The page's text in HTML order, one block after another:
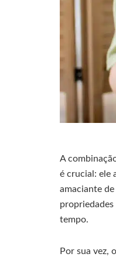
A
é crucial: ele
amaciante
tempo.
Por sua vez,